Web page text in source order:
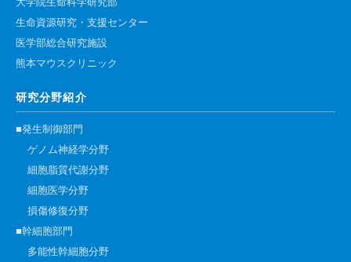
大学院生命科学研究部
生命資源研究・支援センター
医学部総合研究施設
熊本マウスクリニック
研究分野紹介
■発生制御部門
ゲノム神経学分野
細胞脂質代謝分野
細胞医学分野
損傷修復分野
■幹細胞部門
多能性幹細胞分野